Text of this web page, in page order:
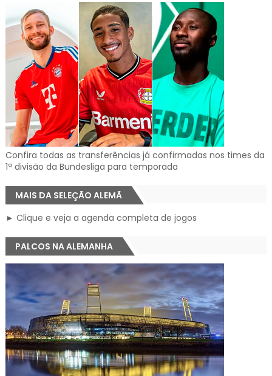
Confira todas as transferências já confirmadas nos times da
1ª divisão da Bundesliga para temporada
MAIS DA SELEÇÃO ALEMÃ
► Clique e veja a agenda completa de jogos
PALCOS NA ALEMANHA